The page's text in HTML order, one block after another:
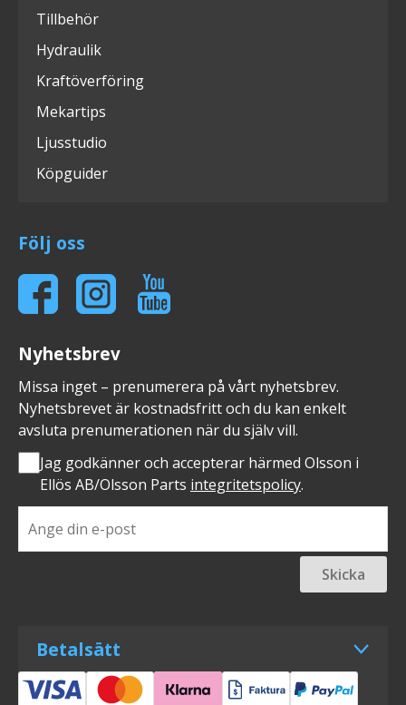
Tillbehör
Hydraulik
Kraftöverföring
Mekartips
Ljusstudio
Köpguider
Följ oss
Nyhetsbrev
Missa inget – prenumerera på vårt nyhetsbrev.
Nyhetsbrevet är kostnadsfritt och du kan enkelt
avsluta prenumerationen när du själv vill.
Jag godkänner och accepterar härmed Olsson i
Ellös AB/Olsson Parts integritetspolicy.
Skicka
Betalsätt